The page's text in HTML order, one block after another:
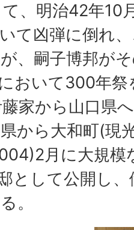
、明治42年10
て凶弾に倒れ
、嗣子博邦が
おいて300年
家から山口県
から大和町(現
月に大規模
として公開し
。